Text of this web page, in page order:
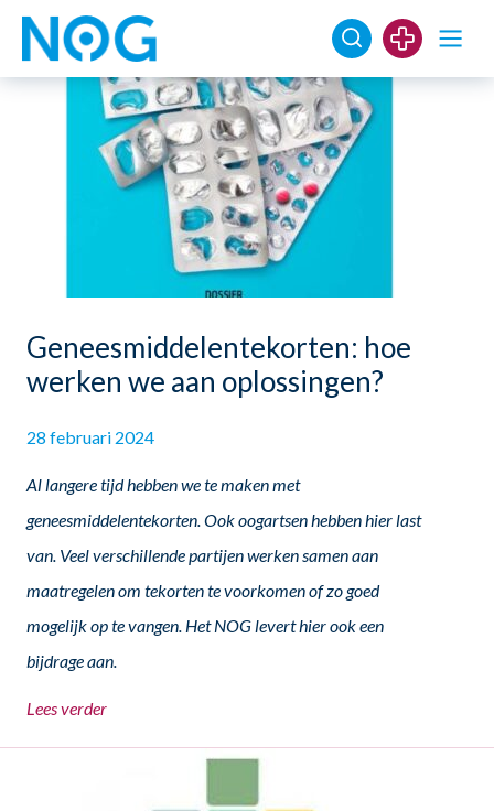
Geneesmiddelentekorten: hoe
werken we aan oplossingen?
28 februari 2024
Al langere tijd hebben we te maken met
geneesmiddelentekorten. Ook oogartsen hebben hier last
van. Veel verschillende partijen werken samen aan
maatregelen om tekorten te voorkomen of zo goed
mogelijk op te vangen. Het NOG levert hier ook een
bijdrage aan.
Lees verder